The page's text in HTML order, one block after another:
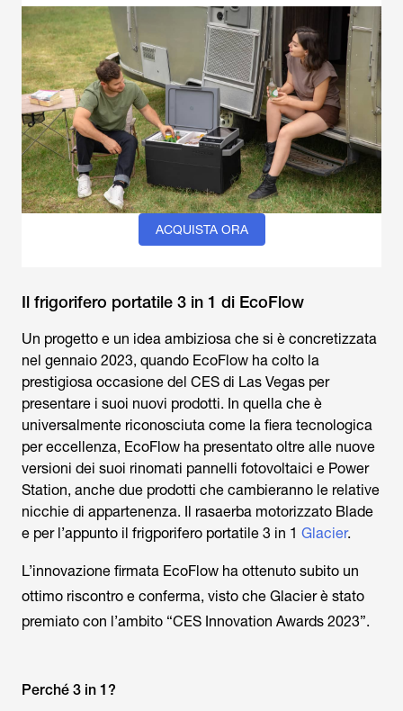
ACQUISTA ORA
Il frigorifero portatile 3 in 1 di EcoFlow
Un progetto e un idea ambiziosa che si è concretizzata
nel gennaio 2023, quando EcoFlow ha colto la
prestigiosa occasione del CES di Las Vegas per
presentare i suoi nuovi prodotti. In quella che è
universalmente riconosciuta come la fiera tecnologica
per eccellenza, EcoFlow ha presentato oltre alle nuove
versioni dei suoi rinomati pannelli fotovoltaici e Power
Station, anche due prodotti che cambieranno le relative
nicchie di appartenenza. Il rasaerba motorizzato Blade
e per l’appunto il frigporifero portatile 3 in 1 Glacier.
L’innovazione firmata EcoFlow ha ottenuto subito un
ottimo riscontro e conferma, visto che Glacier è stato
premiato con l’ambito “CES Innovation Awards 2023”.
Perché 3 in 1?